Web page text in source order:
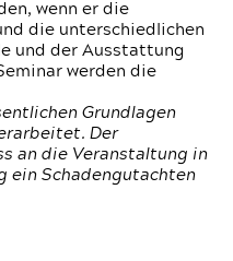
wenn er die
die unterschiedlichen
und der Ausstattung
werden die
Grundlagen
Der
an die Veranstaltung in
ein Schadengutachten